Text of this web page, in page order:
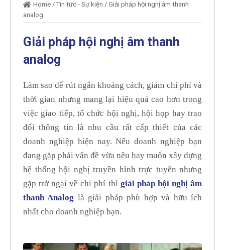
Home /Tin tức - Sự kiện / Giải pháp hội nghị âm thanh
analog
Giải pháp hội nghị âm thanh
analog
Làm sao để rút ngắn khoảng cách, giảm chi phí và
thời gian nhưng mang lại hiệu quả cao hơn trong
việc giao tiếp, tổ chức hội nghị, hội họp hay trao
đổi thông tin là nhu cầu rất cấp thiết của các
doanh nghiệp hiện nay. Nếu doanh nghiệp bạn
đang gặp phải vấn đề vừa nêu hay muốn xây dựng
hệ thống hội nghị truyền hình trực tuyến nhưng
gặp trở ngại về chi phí thì giải pháp hội nghị âm
thanh Analog là giải pháp phù hợp và hữu ích
nhất cho doanh nghiệp bạn.